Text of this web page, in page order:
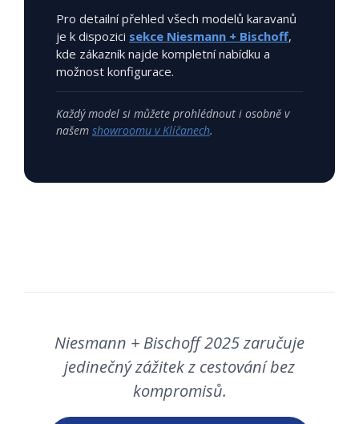
Pro detailní přehled všech modelů karavanů
je k dispozici sekce Niesmann + Bischoff,
kde zákazník najde kompletní nabídku a
možnost konfigurace.
Každý model si můžete prohlédnout i osobně v
našem showroomu v Klíčanech.
Niesmann + Bischoff 2025 zaručuje
jedinečný zážitek z cestování bez
kompromisů.